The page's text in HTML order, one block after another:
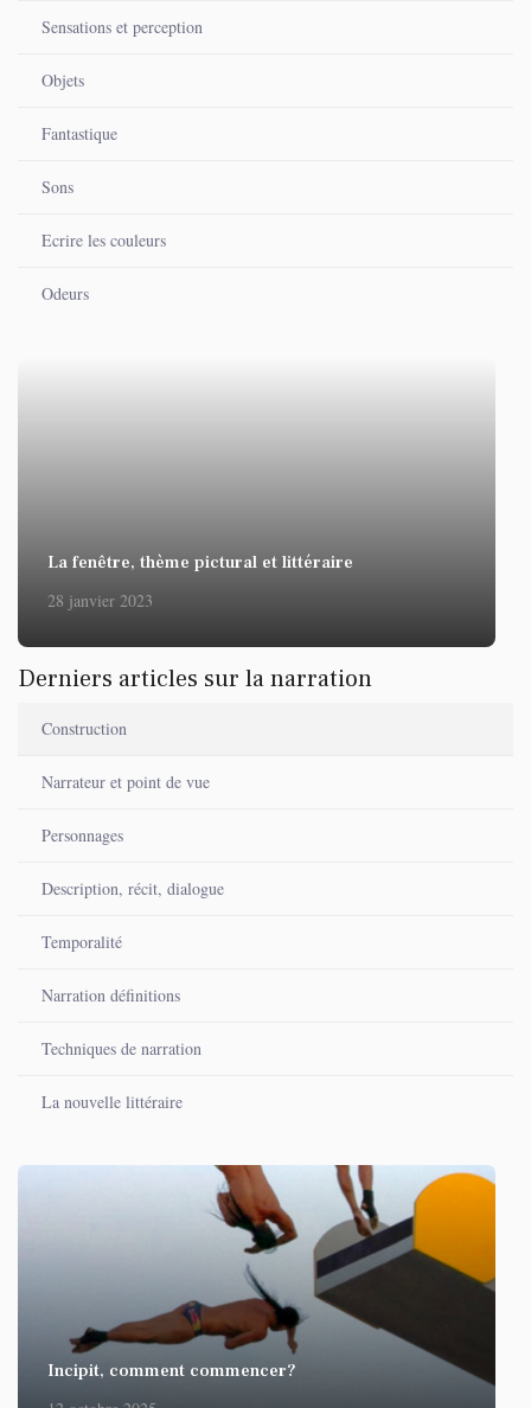
Sensations et perception
Objets
Fantastique
Sons
Ecrire les couleurs
Odeurs
La fenêtre, thème pictural et littéraire
28 janvier 2023
Derniers articles sur la narration
Construction
Narrateur et point de vue
Personnages
Description, récit, dialogue
Temporalité
Narration définitions
Techniques de narration
La nouvelle littéraire
Incipit, comment commencer?